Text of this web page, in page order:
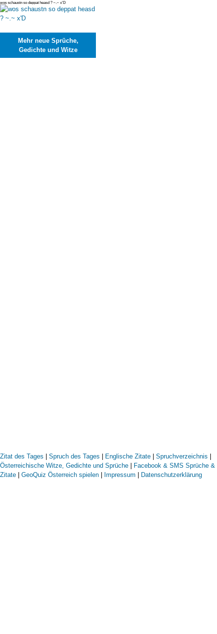
wos schaustn so deppat heasd ? ~.~ x'D
Mehr neue Sprüche,
Gedichte und Witze
Zitat des Tages | Spruch des Tages | Englische Zitate | Spruchverzeichnis |
Österreichische Witze, Gedichte und Sprüche | Facebook & SMS Sprüche &
Zitate | GeoQuiz Österreich spielen | Impressum | Datenschutzerklärung